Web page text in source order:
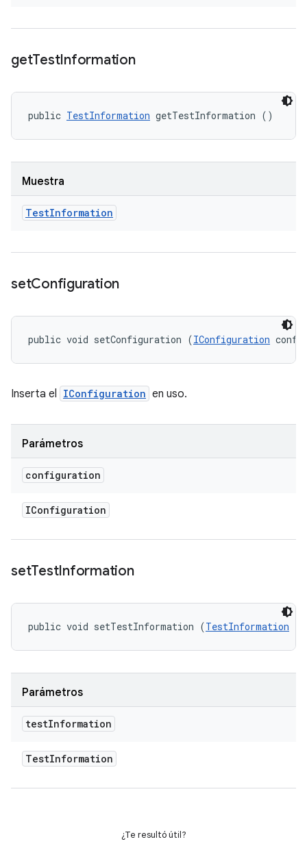
getTestInformation
public TestInformation getTestInformation ()
Muestra
TestInformation
setConfiguration
public void setConfiguration (IConfiguration
Inserta el IConfiguration en uso.
Parámetros
configuration
IConfiguration
setTestInformation
public void setTestInformation (TestInformation
Parámetros
testInformation
TestInformation
¿Te resultó útil?